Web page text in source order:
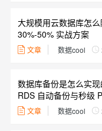
大规模用云数据库怎
30%-50% 实战方案
文章 数据cool
数据库备份是怎么实
RDS 自动备份与秒级
文章 数据cool